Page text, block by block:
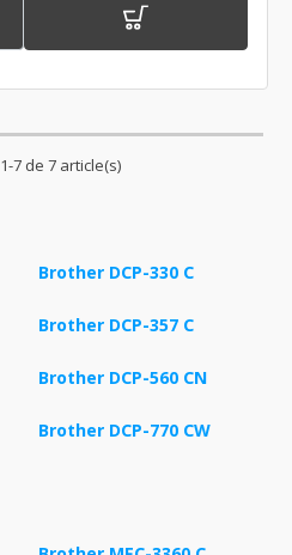
7 de 7 article(s)
Brother DCP-330 C
Brother DCP-357 C
Brother DCP-560 CN
Brother DCP-770 CW